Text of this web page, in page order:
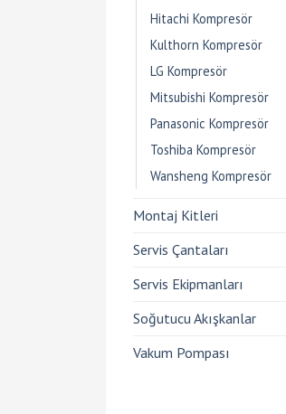
Hitachi Kompresör
Kulthorn Kompresör
LG Kompresör
Mitsubishi Kompresör
Panasonic Kompresör
Toshiba Kompresör
Wansheng Kompresör
Montaj Kitleri
Servis Çantaları
Servis Ekipmanları
Soğutucu Akışkanlar
Vakum Pompası